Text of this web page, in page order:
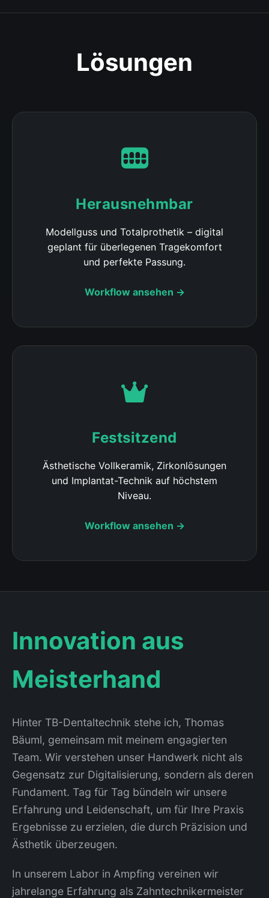
Lösungen
Herausnehmbar
Modellguss und Totalprothetik – digital
geplant für überlegenen Tragekomfort
und perfekte Passung.
Workflow ansehen →
Festsitzend
Ästhetische Vollkeramik, Zirkonlösungen
und Implantat-Technik auf höchstem
Niveau.
Workflow ansehen →
Innovation aus
Meisterhand
Hinter TB-Dentaltechnik stehe ich, Thomas
Bäuml, gemeinsam mit meinem engagierten
Team. Wir verstehen unser Handwerk nicht als
Gegensatz zur Digitalisierung, sondern als deren
Fundament. Tag für Tag bündeln wir unsere
Erfahrung und Leidenschaft, um für Ihre Praxis
Ergebnisse zu erzielen, die durch Präzision und
Ästhetik überzeugen.
In unserem Labor in Ampfing vereinen wir
jahrelange Erfahrung als Zahntechnikermeister